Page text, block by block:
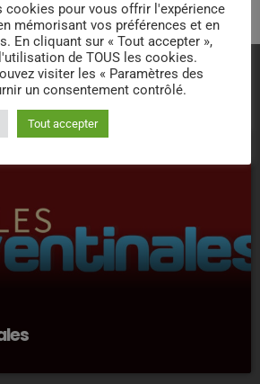
AIMEREZ AUSSI
cookies pour vous offrir l'expérience
mémorisant vos préférences et en
En cliquant sur « Tout accepter »,
de TOUS les cookies.
visiter les « Paramètres des
un consentement contrôlé.
Tout accepter